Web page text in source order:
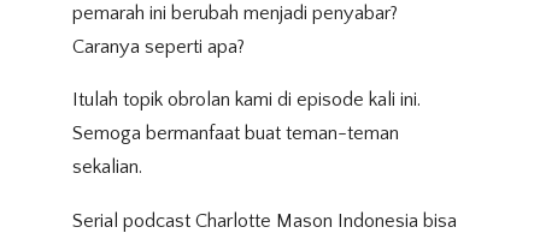
pemarah ini berubah menjadi penyabar?
Caranya seperti apa?
Itulah topik obrolan kami di episode kali ini.
Semoga bermanfaat buat teman-teman
sekalian.
Serial podcast Charlotte Mason Indonesia bisa